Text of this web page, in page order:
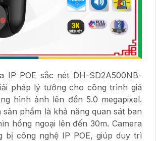
IP POE sắc nét DH-SD2A500NB-
pháp lý tưởng cho công trình giá
hình ảnh lên đến 5.0 megapixel.
sản phẩm là khả năng quan sát ban
hồng ngoại lên đến 30m. Camera
bị công nghệ IP POE, giúp duy trì